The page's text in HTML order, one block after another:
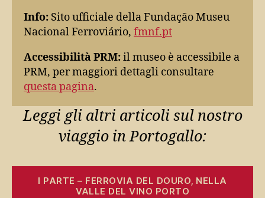
Info: Sito ufficiale della Fundação Museu
Nacional Ferroviário, fmnf.pt
Accessibilità PRM:il museo è accessibile a
PRM, per maggiori dettagli consultare
questa pagina.
Leggi gli altri articoli sul nostro
viaggio in Portogallo:
I PARTE – FERROVIA DEL DOURO, NELLA
VALLE DEL VINO PORTO